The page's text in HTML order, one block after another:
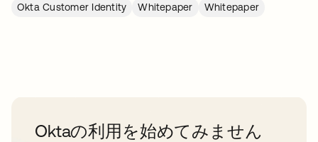
Okta Customer Identity
Whitepaper Whitepaper
Oktaの利用を始めてみません